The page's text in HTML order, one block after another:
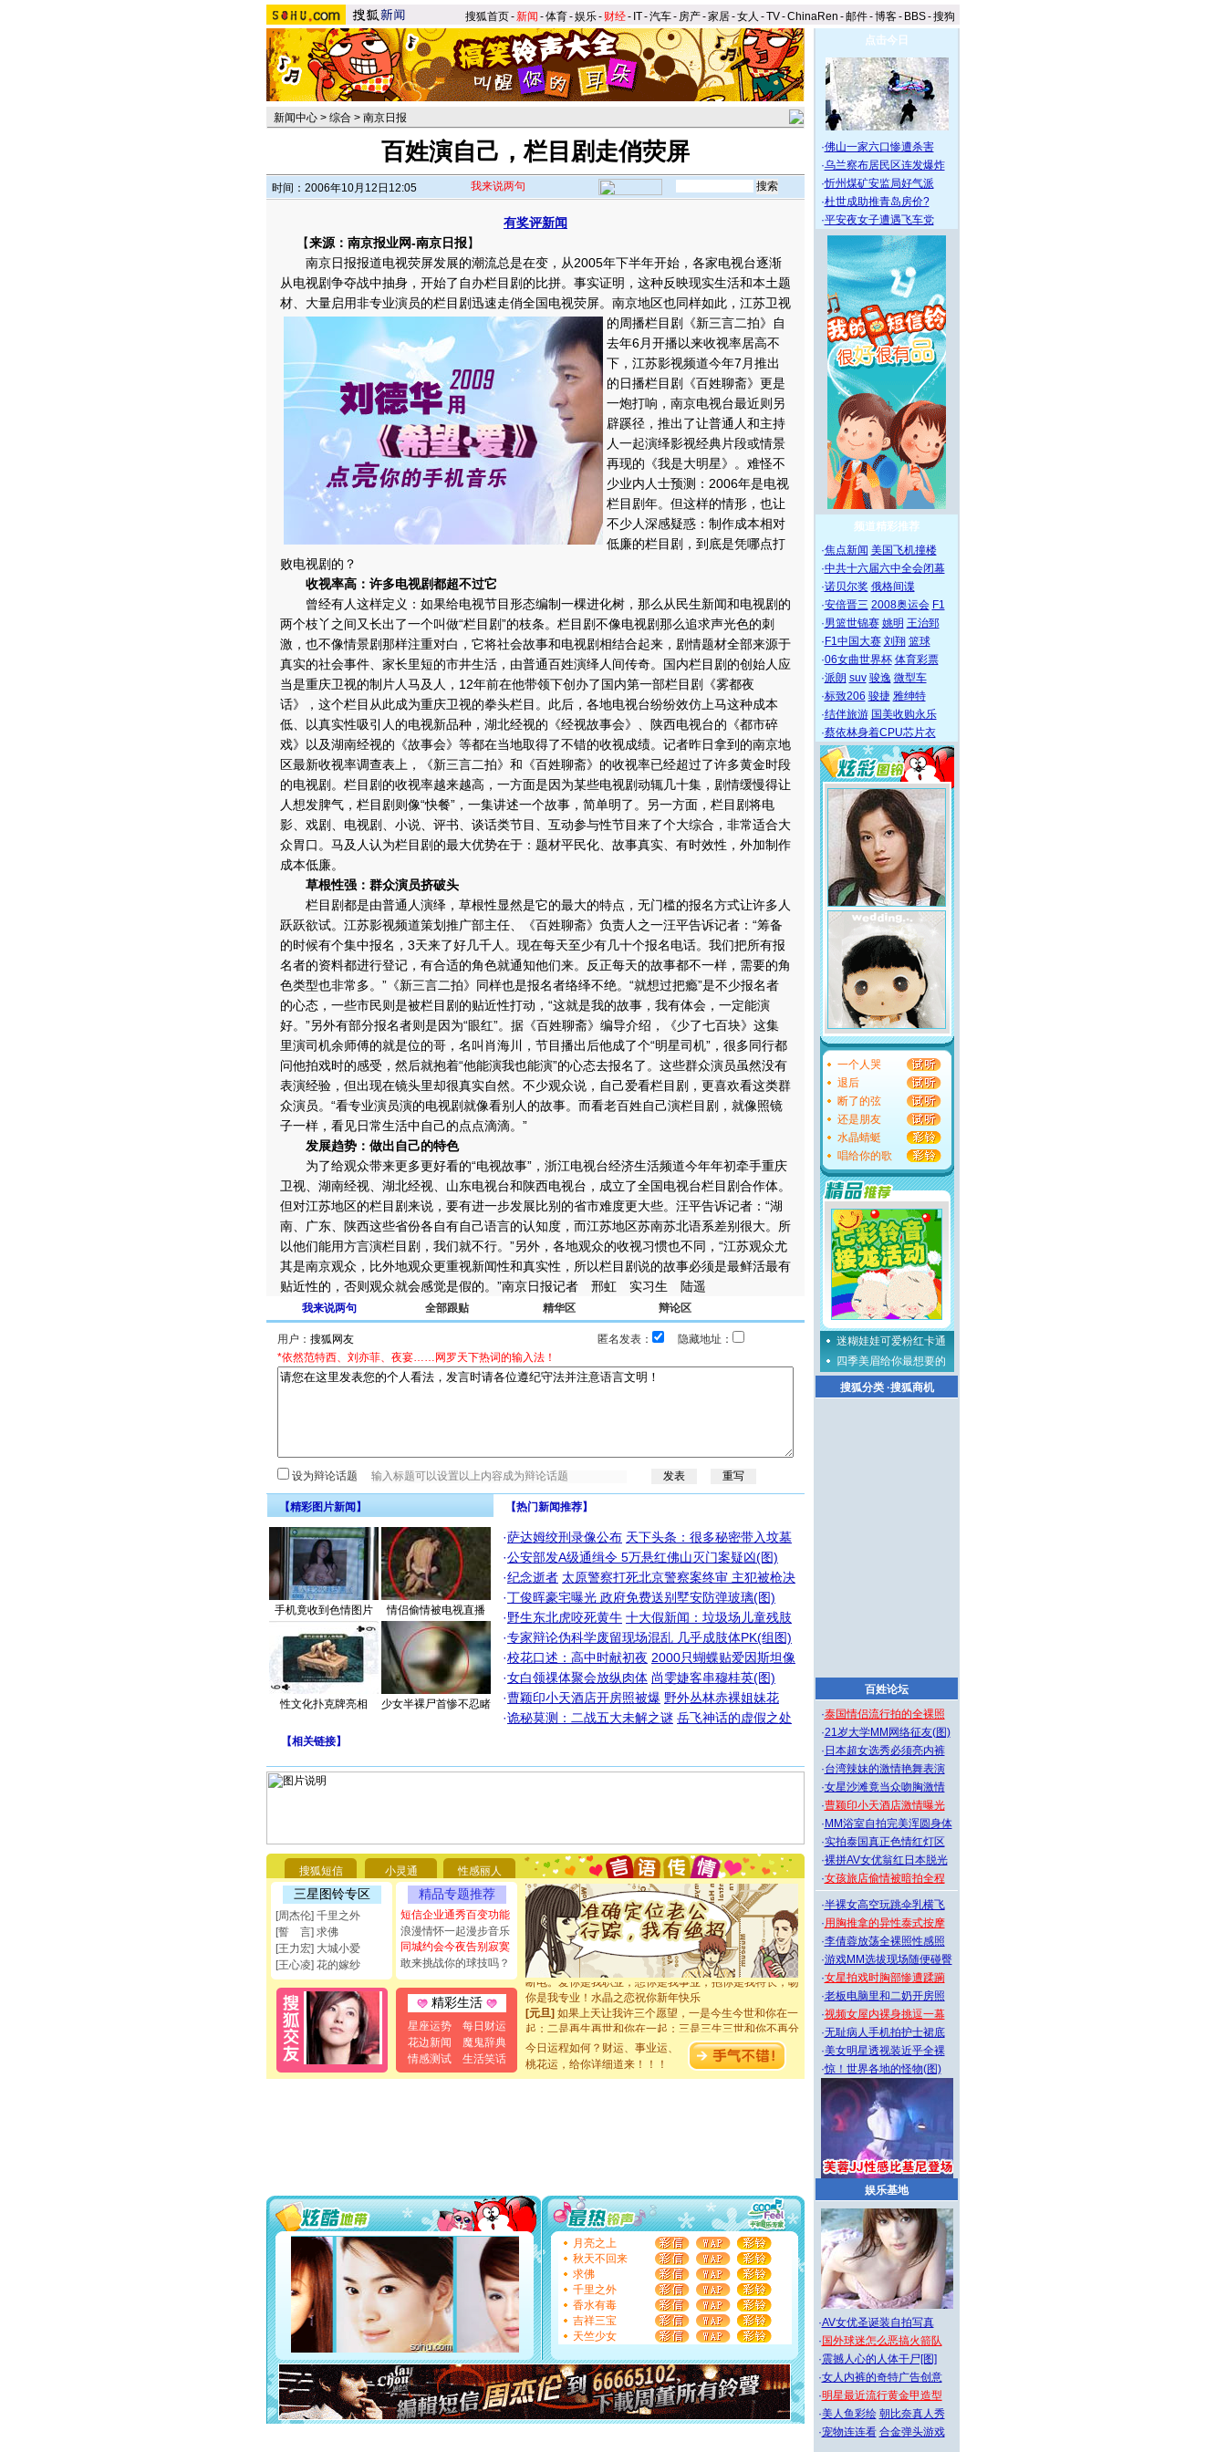
搜狐首页-新闻 -体育-娱乐- 财经- IT-汽车- 房产-家居-女人 -TV-ChinaRen -邮件-博客- BBS-搜狗
新闻中心 > 综合 > 南京日报
百姓演自己，栏目剧走俏荧屏
时间：2006年10月12日12:05 我来说两句
有奖评新闻
【来源：南京报业网-南京日报】
南京日报报道电视荧屏发展的潮流总是在变，从2005年下半年开始，各家电视台逐渐
从电视剧争夺战中抽身，开始了自办栏目剧的比拼。事实证明，这种反映现实生活和本土题
材、大量启用非专业演员的栏目剧迅速走俏全国电视荧屏。 南京地区也同样如此，江苏卫视
的周播栏目剧《新三言二拍》自
去年6月开播以来收视率居高不
下，江苏影视频道今年7月推出
的日播栏目剧《百姓聊斋》更是
一炮打响，南京电视台最近则另
辟蹊径，推出了让普通人和主持
人一起演绎影视经典片段或情景
再现的《我是大明星》。难怪不
少业内人士预测：2006年是电视
栏目剧年。但这样的情形，也让
不少人深感疑惑：制作成本相对
低廉的栏目剧，到底是凭哪点打
败电视剧的？
收视率高：许多电视剧都超不过它
曾经有人这样定义：如果给电视节目形态编制一棵进化树，那么从民生新闻和电视剧的
两个枝丫之间又长出了一个叫做“栏目剧”的枝条。栏目剧不像电视剧那么追求声光色的刺
激，也不像情景剧那样注重对白，它将社会故事和电视剧相结合起来，剧情题材全部来源于
真实的社会事件、家长里短的市井生活，由普通百姓演绎人间传奇。国内栏目剧的创始人应
当是重庆卫视的制片人马及人，12年前在他带领下创办了国内第一部栏目剧《雾都夜
话》，这个栏目从此成为重庆卫视的拳头栏目。此后，各地电视台纷纷效仿上马这种成本
低、以真实性吸引人的电视新品种，湖北经视的《经视故事会》、陕西电视台的《都市碎
戏》以及湖南经视的《故事会》等都在当地取得了不错的收视成绩。记者昨日拿到的南京地
区最新收视率调查表上，《新三言二拍》和《百姓聊斋》的收视率已经超过了许多黄金时段
的电视剧。栏目剧的收视率越来越高，一方面是因为某些电视剧动辄几十集，剧情缓慢得让
人想发脾气，栏目剧则像“快餐”，一集讲述一个故事，简单明了。另一方面，栏目剧将电
影、戏剧、电视剧、小说、评书、谈话类节目、互动参与性节目来了个大综合，非常适合大
众胃口。马及人认为栏目剧的最大优势在于：题材平民化、故事真实、有时效性，外加制作
成本低廉。
草根性强：群众演员挤破头
栏目剧都是由普通人演绎，草根性显然是它的最大的特点，无门槛的报名方式让许多人
跃跃欲试。江苏影视频道策划推广部主任、《百姓聊斋》负责人之一汪平告诉记者：“筹备
的时候有个集中报名，3天来了好几千人。现在每天至少有几十个报名电话。我们把所有报
名者的资料都进行登记，有合适的角色就通知他们来。反正每天的故事都不一样，需要的角
色类型也非常多。”《新三言二拍》同样也是报名者络绎不绝。“就想过把瘾”是不少报名者
的心态，一些市民则是被栏目剧的贴近性打动，“这就是我的故事，我有体会，一定能演
好。”另外有部分报名者则是因为“眼红”。据《百姓聊斋》编导介绍，《少了七百块》这集
里演司机余师傅的就是位的哥，名叫肖海川，节目播出后他成了个“明星司机”，很多同行都
问他拍戏时的感受，然后就抱着“他能演我也能演”的心态去报名了。这些群众演员虽然没有
表演经验，但出现在镜头里却很真实自然。不少观众说，自己爱看栏目剧，更喜欢看这类群
众演员。“看专业演员演的电视剧就像看别人的故事。而看老百姓自己演栏目剧，就像照镜
子一样，看见日常生活中自己的点点滴滴。”
发展趋势：做出自己的特色
为了给观众带来更多更好看的“电视故事”，浙江电视台经济生活频道今年年初牵手重庆
卫视、湖南经视、湖北经视、山东电视台和陕西电视台，成立了全国电视台栏目剧合作体。
但对江苏地区的栏目剧来说，要有进一步发展比别的省市难度更大些。汪平告诉记者：“湖
南、广东、陕西这些省份各自有自己语言的认知度，而江苏地区苏南苏北语系差别很大。所
以他们能用方言演栏目剧，我们就不行。”另外，各地观众的收视习惯也不同，“江苏观众尤
其是南京观众，比外地观众更重视新闻性和真实性，所以栏目剧说的故事必须是最鲜活最有
贴近性的，否则观众就会感觉是假的。”南京日报记者 邢虹 实习生 陆遥
我来说两句 全部跟贴 精华区 辩论区
用户： 匿名发表：
隐藏地址：
*依然范特西、刘亦菲、夜宴……网罗天下热词的输入法！
设为辩论话题
【精彩图片新闻】
手机竟收到色情图片 情侣偷情被电视直播
性文化扑克牌亮相 少女半裸尸首惨不忍睹
【热门新闻推荐】
·萨达姆绞刑录像公布 天下头条：很多秘密带入坟墓
·公安部发A级通缉令 5万悬红佛山灭门案疑凶(图)
·纪念逝者 太原警察打死北京警察案终审 主犯被枪决
·丁俊晖豪宅曝光 政府免费送别墅安防弹玻璃(图)
·野生东北虎咬死黄牛 十大假新闻：垃圾场儿童残肢
·专家辩论伪科学废留现场混乱 几乎成肢体PK(组图)
·校花口述：高中时献初夜 2000只蝴蝶贴爱因斯坦像
·女白领祼体聚会放纵肉体 尚雯婕客串穆桂英(图)
·曹颖印小天酒店开房照被爆 野外丛林赤裸姐妹花
·诡秘莫测：二战五大未解之谜 岳飞神话的虚假之处
【相关链接】
搜狐短信 小灵通 性感丽人
三星图铃专区
[周杰伦] 千里之外
[誓 言] 求佛
[王力宏] 大城小爱
[王心凌] 花的嫁纱
精品专题推荐
短信企业通秀百变功能
浪漫情怀一起漫步音乐
同城约会今夜告别寂寞
敢来挑战你的球技吗？
精彩生活
星座运势
每日财运
花边新闻
魔鬼辞典
情感测试
生活笑话
你太多，只有给你五千万：千万快乐！千万要健康！千万
要平安！千万要知足！千万不要忘记我！
[圣诞节]不只这样的日子才会想起你,而是这样的日子才
能正大光明地骚扰你,告诉你,圣诞要快乐!新年要快乐!天天
都要快乐噢!
[圣诞节]奉上一颗祝福的心,在这个特别的日子里,愿幸福,
如意,快乐,鲜花,一切美好的祝愿与你同在.圣诞快乐!
[元旦]看到你我会触电；看不到你我要充电；没有你我会
断电。爱你是我职业，想你是我事业，抱你是我特长，吻
你是我专业！水晶之恋祝你新年快乐
[元旦]如果上天让我许三个愿望，一是今生今世和你在一
起；二是再生再世和你在一起；三是三生三世和你不再分
离。水晶之恋祝你新年快乐
[元旦]当我狠下心扭头离去那一刻，你在我身后无助地哭
泣，这痛楚让我明白我多么爱你。我转身抱住你：这猪不
卖了。水晶之恋祝你新年快乐。
你太多，只有给你五千万：千万快乐！千万要健康！千万
要平安！千万要知足！千万不要忘记我！
[圣诞节]
不只这样的日子才会想起你,而是这样的日子才
能正大光明地骚扰你,告诉你,圣诞要快乐!新年要快乐!天天
都要快乐噢!
[圣诞节]
奉上一颗祝福的心,在这个特别的日子里,愿幸福,
如意,快乐,鲜花,一切美好的祝愿与你同在.圣诞快乐!
[元旦]
看到你我会触电；看不到你我要充电；没有你我会
断电。爱你是我职业，想你是我事业，抱你是我特长，吻
你是我专业！水晶之恋祝你新年快乐
[元旦]如果上天让我许三个愿望，一是今生今世和你在一
起；二是再生再世和你在一起；三是三生三世和你不再分
离。水晶之恋祝你新年快乐
[元旦]当我狠下心扭头离去那一刻，你在我身后无助地哭
泣，这痛楚让我明白我多么爱你。我转身抱住你：这猪不
今日运程如何？财运、事业运、
桃花运，给你详细道来！！！
月亮之上
秋天不回来
求佛
千里之外
香水有毒
吉祥三宝
天竺少女
点击今日
·佛山一家六口惨遭杀害
·乌兰察布居民区连发爆炸
·忻州煤矿安监局好气派
·杜世成助推青岛房价?
·平安夜女子遭遇飞车党
频道精彩推荐
·焦点新闻 美国飞机撞楼
·中共十六届六中全会闭幕
·诺贝尔奖 俄格间谍
·安倍晋三 2008奥运会 F1
·男篮世锦赛 姚明 王治郅
· F1中国大赛 刘翔 篮球
·06女曲世界杯 体育彩票
·派朗 suv 骏逸 微型车
·标致206 骏捷 雅绅特
·结伴旅游 国美收购永乐
·蔡依林身着CPU芯片衣
一个人哭
退后
断了的弦
还是朋友
水晶蜻蜓
唱给你的歌
迷糊娃娃可爱粉红卡通
四季美眉给你最想要的
搜狐分类·搜狐商机
百姓论坛
·泰国情侣流行拍的全裸照
·21岁大学MM网络征友(图)
· 日本超女选秀必须亮内裤
·台湾辣妹的激情艳舞表演
·女星沙滩竟当众吻胸激情
·曹颖印小天酒店激情曝光
· MM浴室自拍完美浑圆身体
·实拍泰国真正色情红灯区
·裸拼AV女优翁红日本脱光
·女孩旅店偷情被暗拍全程
·半裸女高空玩跳伞乳横飞
·用胸推拿的异性泰式按摩
·李倩蓉放荡全裸照性感照
·游戏MM选拔现场随便碰臀
·女星拍戏时胸部惨遭蹂躏
·老板电脑里和二奶开房照
·视频女屋内裸身挑逗一幕
·无耻病人手机拍护士裙底
·美女明星透视装近乎全裸
·惊！世界各地的怪物(图)
娱乐基地
·AV女优圣诞装自拍写真
· 国外球迷怎么恶搞火箭队
·震撼人心的人体干尸[图]
·女人内裤的奇特广告创意
·明星最近流行黄金甲造型
·美人鱼彩绘 朝比奈真人秀
·宠物连连看 合金弹头游戏